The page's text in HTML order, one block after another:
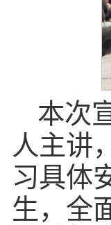
本次
人主讲
习具体
生，全